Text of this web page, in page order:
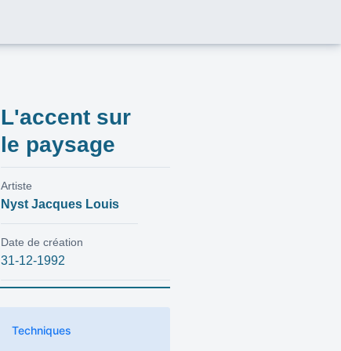
L'accent sur
le paysage
Nyst Jacques Louis
Artiste
31-12-1992
Date de création
Techniques